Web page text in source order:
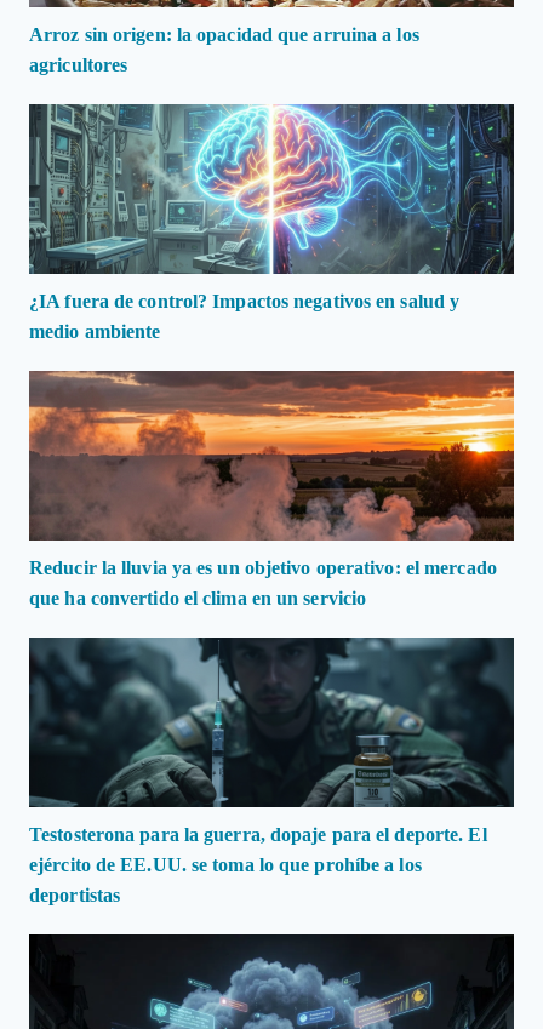
Arroz sin origen: la opacidad que arruina a los
agricultores
¿IA fuera de control? Impactos negativos en salud y
medio ambiente
Reducir la lluvia ya es un objetivo operativo: el mercado
que ha convertido el clima en un servicio
Testosterona para la guerra, dopaje para el deporte. El
ejército de EE.UU. se toma lo que prohíbe a los
deportistas